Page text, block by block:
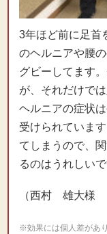
3年ほど前に足首
のヘルニアや腰
グビーしてます
が、それだけで
ヘルニアの症状
受けられていま
てしまうので、
るのはうれしい
（西村 雄大様
※効果には個人差があ